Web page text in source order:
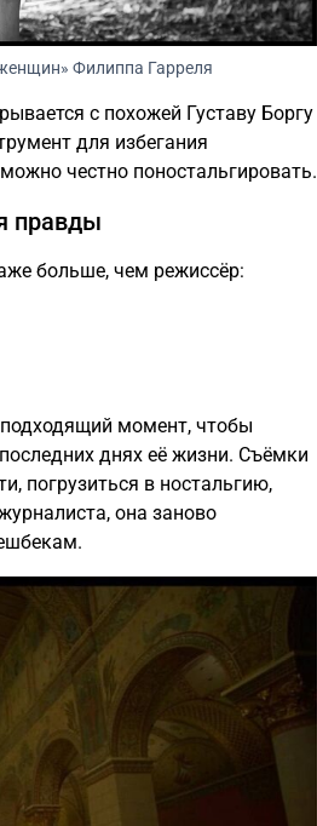
Филиппа Гарреля
с похожей Густаву Боргу
для избегания
честно поностальгировать.
правды
больше, чем режиссёр:
момент, чтобы
днях её жизни. Съёмки
погрузиться в ностальгию,
она заново